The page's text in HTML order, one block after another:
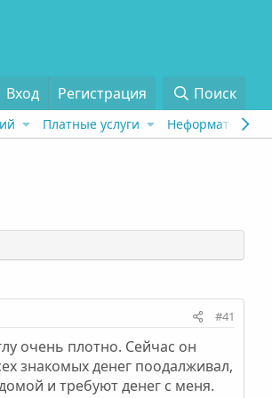
Отзывы О проекте
Вход Регистрация Поиск
Платные услуги Неформат
#41
очень плотно. Сейчас он
знакомых денег поодалживал,
и требуют денег с меня.